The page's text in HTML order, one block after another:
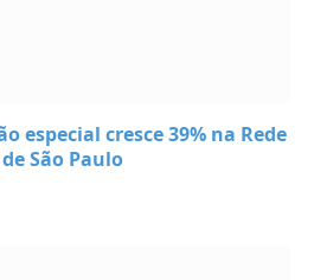
especial cresce 39% na Rede
São Paulo